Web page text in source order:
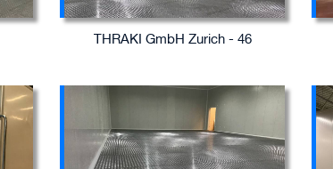
THRAKI GmbH Zurich - 46